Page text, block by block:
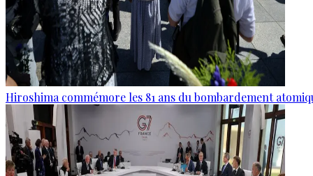
Hiroshima commémore les 81 ans du bombardement